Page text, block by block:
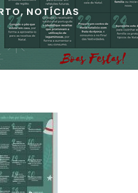
, NOTÍCIAS